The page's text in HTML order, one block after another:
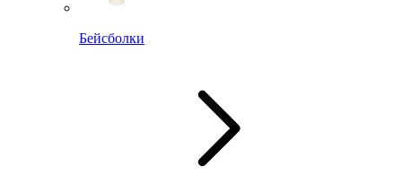
Бейсболки